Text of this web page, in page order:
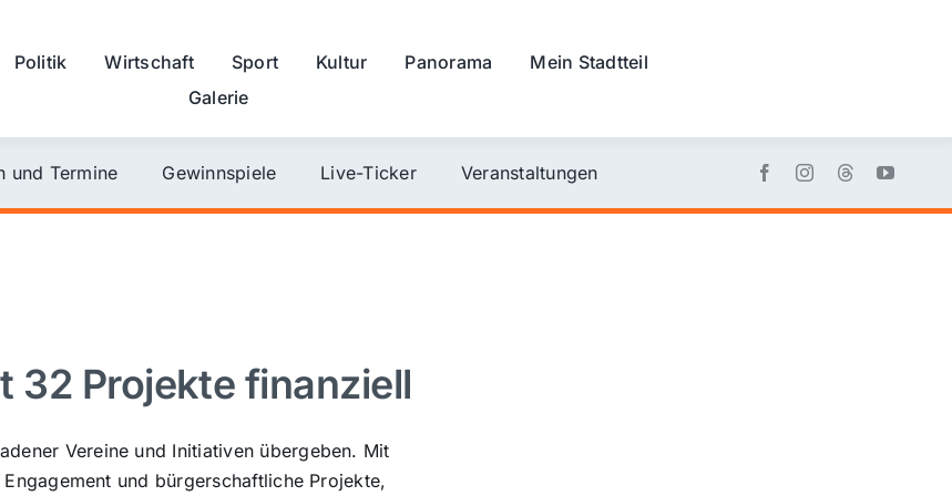
Politik Wirtschaft Sport Kultur Panorama
Mein Stadtteil
Galerie
und Termine Gewinnspiele Live-Ticker Veranstaltungen
32 Projekte finanziell
Vereine und Initiativen übergeben. Mit
und bürgerschaftliche Projekte,